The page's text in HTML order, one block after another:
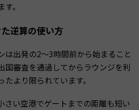
。
逆算の使い方
は出発の2〜3時間前から始まること
国審査を通過してからラウンジを利
より限られています。
さい空港でゲートまでの距離も短い